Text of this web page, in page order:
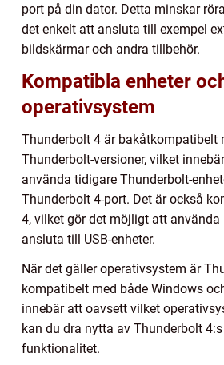
port på din dator. Detta minskar
det enkelt att ansluta till exempel
bildskärmar och andra tillbehör.
Kompatibla enheter
operativsystem
Thunderbolt 4 är bakåtkompatibelt
Thunderbolt-versioner, vilket
använda tidigare Thunderbolt-
Thunderbolt 4-port. Det är också
4, vilket gör det möjligt att använda
ansluta till USB-enheter.
När det gäller operativsystem är
kompatibelt med både Windows
innebär att oavsett vilket
kan du dra nytta av Thunderbolt
funktionalitet.